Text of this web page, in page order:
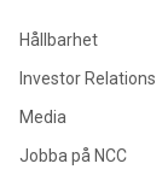
Hållbarhet
Investor Relations
Media
Jobba på NCC